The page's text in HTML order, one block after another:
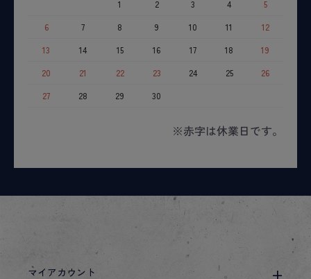
1
2 3 4
5
6
7 8 9 10 11
12
13
14 15 16 17 18
19
20
21 22 23 24 25
26
27
28 29 30
※赤字は休業日です。
マイアカウント